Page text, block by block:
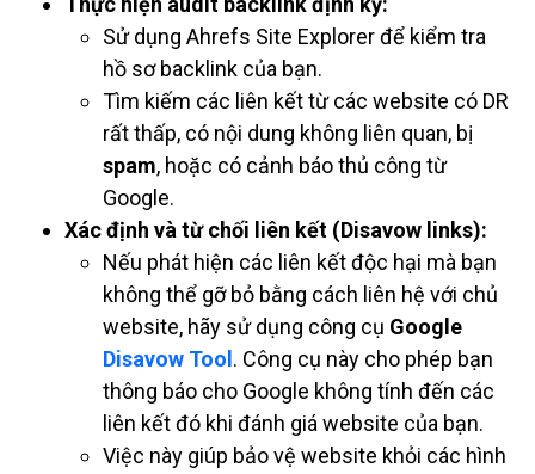
Sử dụng Ahrefs Site Explorer để kiểm tra
hồ sơ backlink của bạn.
Tìm kiếm các liên kết từ các website có DR
rất thấp, có nội dung không liên quan, bị
spam, hoặc có cảnh báo thủ công từ
Google.
Xác định và từ chối liên kết (Disavow links):
Nếu phát hiện các liên kết độc hại mà bạn
không thể gỡ bỏ bằng cách liên hệ với chủ
website, hãy sử dụng công cụ Google
Disavow Tool . Công cụ này cho phép bạn
thông báo cho Google không tính đến các
liên kết đó khi đánh giá website của bạn.
Việc này giúp bảo vệ website khỏi các hình